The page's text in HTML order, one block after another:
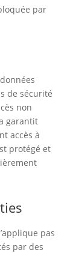
par
de sécurité
non
garantit
accès à
protégé et
pas
par des